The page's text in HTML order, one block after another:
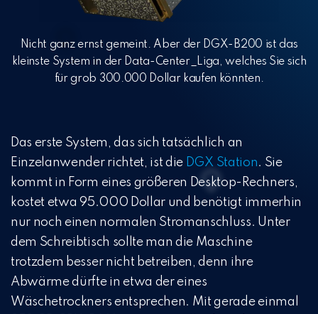
Nicht ganz ernst gemeint. Aber der DGX-B200 ist das
kleinste System in der Data-Center_Liga, welches Sie sich
für grob 300.000 Dollar kaufen könnten.
Das erste System, das sich tatsächlich an
Einzelanwender richtet, ist die DGX Station. Sie
kommt in Form eines größeren Desktop-Rechners,
kostet etwa 95.000 Dollar und benötigt immerhin
nur noch einen normalen Stromanschluss. Unter
dem Schreibtisch sollte man die Maschine
trotzdem besser nicht betreiben, denn ihre
Abwärme dürfte in etwa der eines
Wäschetrockners entsprechen. Mit gerade einmal